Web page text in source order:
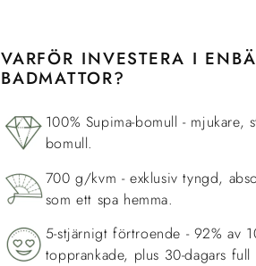
VARFÖR INVESTERA I
BADMATTOR?
100% Supima-bomull - mjukare,
bomull.
700 g/kvm - exklusiv tyngd,
som ett spa hemma.
5-stjärnigt förtroende - 92% av
topprankade, plus 30-dagars full